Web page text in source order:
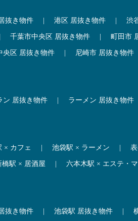
抜き物件 港区 居抜き物件 渋
千葉市中央区 居抜き物件 町田市
央区 居抜き物件 尼崎市 居抜き物件
ン 居抜き物件 ラーメン 居抜き物件
× カフェ 池袋駅 × ラーメン
橋駅 × 居酒屋 六本木駅 × エステ・
抜き物件 池袋駅 居抜き物件